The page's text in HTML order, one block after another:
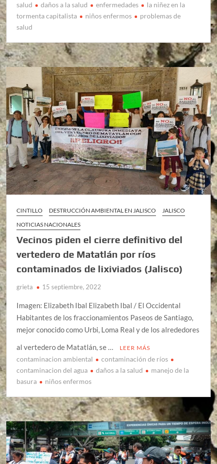
salud
daños a la salud enfermedades
la niñez en la
tormenta capitalista
niños enfermos
problemas de
salud
CINTILLO DESTRUCCIÓN AMBIENTAL EN JALISCO
JALISCO
NOTICIAS NACIONALES
Vecinos piden el cierre definitivo del
vertedero de Matatlán por ríos
contaminados de lixiviados (Jalisco)
grieta 15 septiembre, 2022
Imagen: Elizabeth Ibal Elizabeth Ibal / El Occidental
Habitantes de los fraccionamientos Paseos de Santiago,
mejor conocido como Urbi, Loma Real y de los alrededores
al vertedero de Matatlán, se …
LEER MÁS
contaminacion ambiental
contaminación de ríos
contaminacion del agua
daños a la salud
manejo de la
basura
niños enfermos